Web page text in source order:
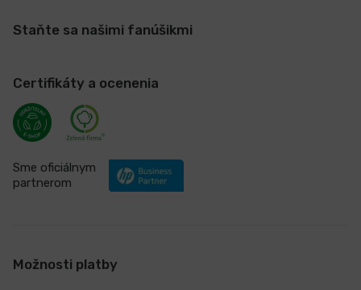
Staňte sa našimi fanúšikmi
Certifikáty a ocenenia
Sme oficiálnym
partnerom
Možnosti platby